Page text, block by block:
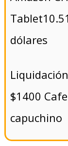
dólares
$1400
capuchino